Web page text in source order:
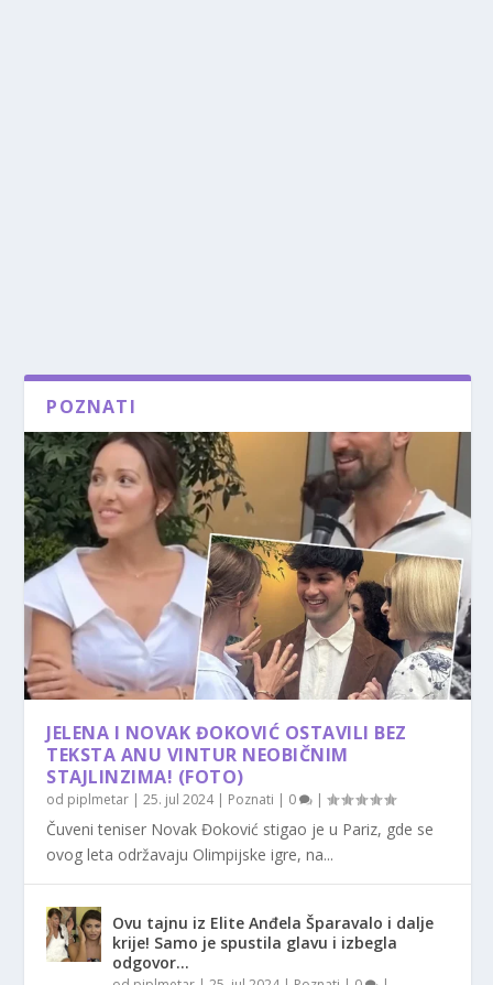
POZNATI
JELENA I NOVAK ĐOKOVIĆ OSTAVILI BEZ
TEKSTA ANU VINTUR NEOBIČNIM
STAJLINZIMA! (FOTO)
od piplmetar |25. jul 2024| Poznati | 0 |
Čuveni teniser Novak Đoković stigao je u Pariz, gde se
ovog leta održavaju Olimpijske igre, na...
Ovu tajnu iz Elite Anđela Šparavalo i dalje
krije! Samo je spustila glavu i izbegla
odgovor…